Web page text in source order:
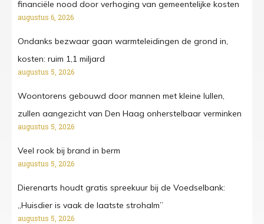
financiële nood door verhoging van gemeentelijke kosten
augustus 6, 2026
Ondanks bezwaar gaan warmteleidingen de grond in,
kosten: ruim 1,1 miljard
augustus 5, 2026
Woontorens gebouwd door mannen met kleine lullen,
zullen aangezicht van Den Haag onherstelbaar verminken
augustus 5, 2026
Veel rook bij brand in berm
augustus 5, 2026
Dierenarts houdt gratis spreekuur bij de Voedselbank:
„Huisdier is vaak de laatste strohalm”
augustus 5, 2026